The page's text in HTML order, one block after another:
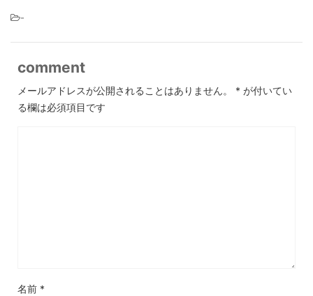
-
comment
メールアドレスが公開されることはありません。 * が付いてい
る欄は必須項目です
名前 *